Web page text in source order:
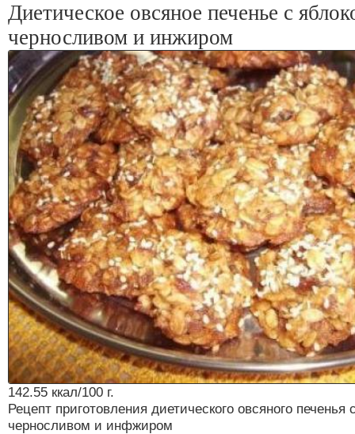
Диетическое овсяное печенье с
черносливом и инжиром
142.55 ккал/100 г.
Рецепт приготовления диетического овсяного печенья
черносливом и инфжиром